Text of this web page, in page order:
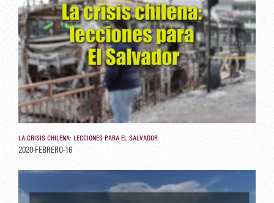
LA CRISIS CHILENA: LECCIONES PARA EL SALVADOR
2020-FEBRERO-16